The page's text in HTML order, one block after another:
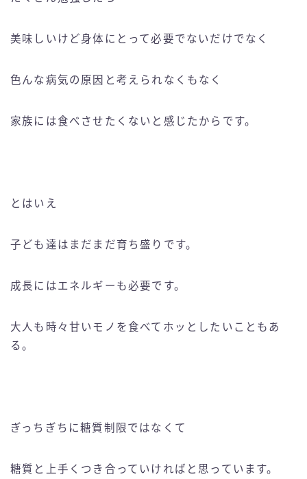
美味しいけど身体にとって必要でないだけでなく
色んな病気の原因と考えられなくもなく
家族には食べさせたくないと感じたからです。
とはいえ
子ども達はまだまだ育ち盛りです。
成長にはエネルギーも必要です。
大人も時々甘いモノを食べてホッとしたいこともあ
る。
ぎっちぎちに糖質制限ではなくて
糖質と上手くつき合っていければと思っています。